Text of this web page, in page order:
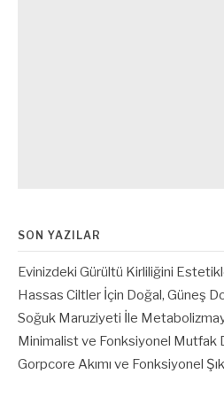
SON YAZILAR
Evinizdeki Gürültü Kirliliğini
Hassas Ciltler İçin Doğal, Güneş
Soğuk Maruziyeti İle
Minimalist ve Fonksiyonel Mutfak
Gorpcore Akımı ve Fonksiyonel